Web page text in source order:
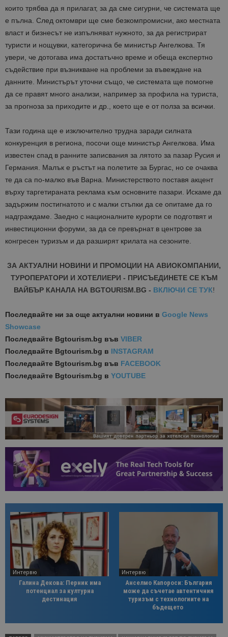
които трябва да я прилагат, за да сме сигурни, че системата ще
е пълна. След октомври ще сме безкомпромисни, ако местната
власт и бизнесът не изпълняват нужното, за да регистрират
туристи и нощувки, категорична бе министър Ангелкова. Тя
увери, че дотогава има достатъчно време и обеща експертно
съдействие при възникване на проблеми за въвеждане на
данните. Министърът уточни също, че системата ще помогне
да се правят много анализи, например за профила на туриста,
за прогноза за приходите и др., което ще е от полза за всички.
Тази година ще е изключително трудна заради силната
конкуренция в региона, посочи още министър Ангелкова. Има
известен спад в ранните записвания за лятото за пазар Русия и
Германия. Малък е ръстът на полетите за Бургас, но се очаква
те да са по-малко във Варна. Министерството поставя акцент
върху таргетираната реклама към основните пазари. Искаме да
задържим постигнатото и с малки стъпки да се опитаме да го
надграждаме. Заедно с националните курорти се подготвят и
инвестиционни форуми, за да се превърнат в центрове за
конгресен туризъм и да разширят крилата на сезоните.
ЗА АКТУАЛНИ НОВИНИ И ПРОМОЦИИ НА АВИОКОМПАНИИ,
ТУРОПЕРАТОРИ И ХОТЕЛИЕРИ - ПРИСЪЕДИНЕТЕ СЕ КЪМ
ВАЙБЪР КАНАЛА НА BGTOURISM.BG - ВКЛЮЧИ СЕ ТУК!
Последвайте ни за още актуални новини в Google News
Showcase
Последвайте Bgtourism.bg във VIBER
Последвайте Bgtourism.bg в INSTAGRAM
Последвайте Bgtourism.bg във FACEBOOK
Последвайте Bgtourism.bg в YOUTUBE
Интервю
Галина Декова: Перник има
потенциал за културна
дестинация
Интервю
Анселмо Капороси: България
може да съчетае автентичния
туризъм с технологиите на
бъдещето